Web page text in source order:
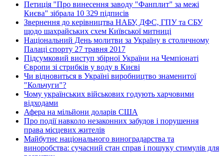
Петиція "Про винесення заводу "Фанплит" за межі
Києва" зібрала 10 329 підписів
Звернення до керівництва НАБУ, ДФС, ГПУ та СБУ
щодо шахрайських схем Київської митниці
Національний День молитви за Україну в столичному
Палаці спорту 27 травня 2017
Підсумковий виступ збірної України на Чемпіонаті
Європи зі стрибків у воду в Києві
Чи відновиться в Україні виробництво знаменитої
"Кольчуги"?
Чому українських військових годують харчовими
відходами
Афера на мільйони доларів США
Про події навколо незаконних забудов і порушення
права місцевих жителів
Майбутнє національного виноградарства та
виноробства: сучасний стан справ і пошуку стимулів для